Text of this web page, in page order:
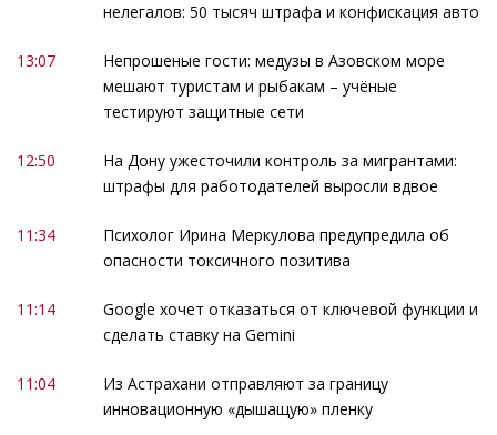
нелегалов: 50 тысяч штрафа и конфискация авто
13:07
Непрошеные гости: медузы в Азовском море
мешают туристам и рыбакам – учёные
тестируют защитные сети
12:50
На Дону ужесточили контроль за мигрантами:
штрафы для работодателей выросли вдвое
11:34
Психолог Ирина Меркулова предупредила об
опасности токсичного позитива
11:14
Google хочет отказаться от ключевой функции и
сделать ставку на Gemini
11:04
Из Астрахани отправляют за границу
инновационную «дышащую» пленку